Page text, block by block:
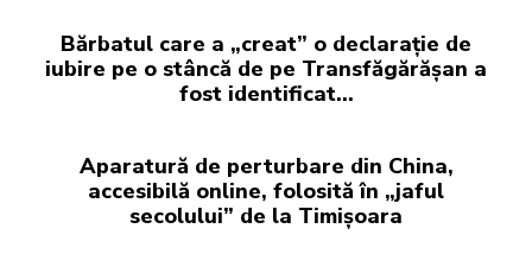
Bărbatul care a „creat” o declarație de
iubire pe o stâncă de pe Transfăgărășan a
fost identificat…
Aparatură de perturbare din China,
accesibilă online, folosită în „jaful
secolului” de la Timișoara